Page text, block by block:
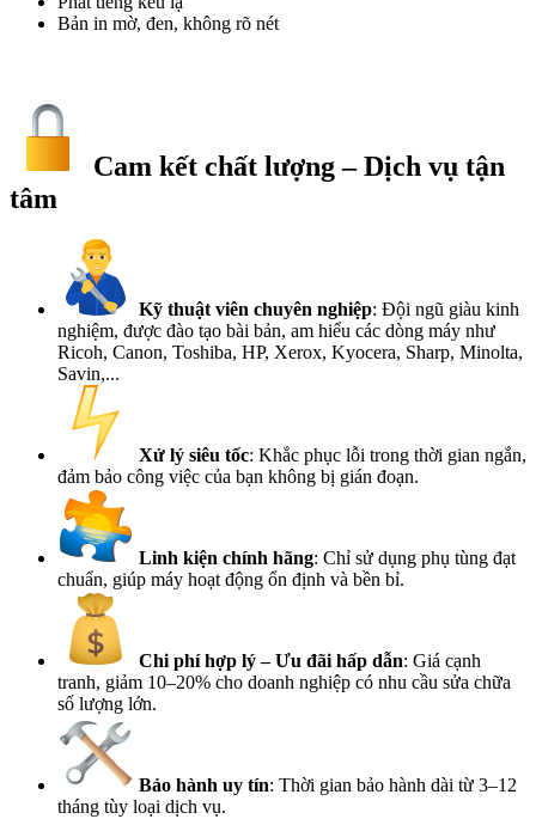
Bản in mờ, đen, không rõ nét
Cam kết chất lượng – Dịch vụ tận
tâm​
Kỹ thuật viên chuyên nghiệp: Đội ngũ giàu kinh
nghiệm, được đào tạo bài bản, am hiểu các dòng máy như
Ricoh, Canon, Toshiba, HP, Xerox, Kyocera, Sharp, Minolta,
Savin,...
Xử lý siêu tốc: Khắc phục lỗi trong thời gian ngắn,
đảm bảo công việc của bạn không bị gián đoạn.
Linh kiện chính hãng: Chỉ sử dụng phụ tùng đạt
chuẩn, giúp máy hoạt động ổn định và bền bỉ.
Chi phí hợp lý – Ưu đãi hấp dẫn: Giá cạnh
tranh, giảm 10–20% cho doanh nghiệp có nhu cầu sửa chữa
số lượng lớn.
Bảo hành uy tín: Thời gian bảo hành dài từ 3–12
tháng tùy loại dịch vụ.